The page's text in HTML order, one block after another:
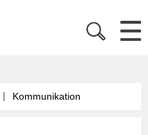
| Kommunikation